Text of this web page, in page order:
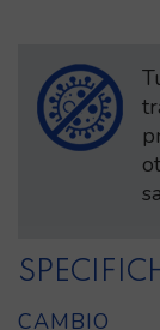
CAMBIO